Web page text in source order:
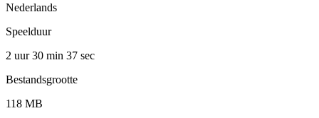
Nederlands
Speelduur
2 uur 30 min 37 sec
Bestandsgrootte
118 MB